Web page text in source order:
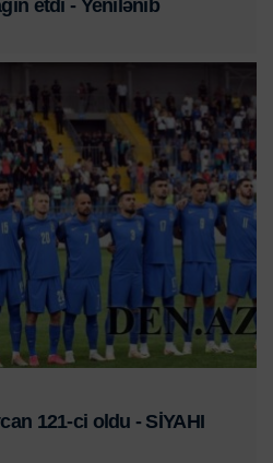
etdi - Yenilənib
121-ci oldu - SİYAHI